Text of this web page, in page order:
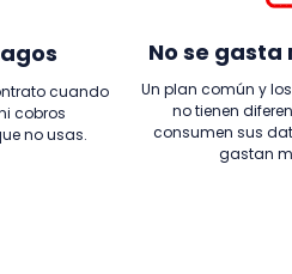
No se
cuando
cobros
no usas.
Un plan común y
no tienen
consumen sus
gastan